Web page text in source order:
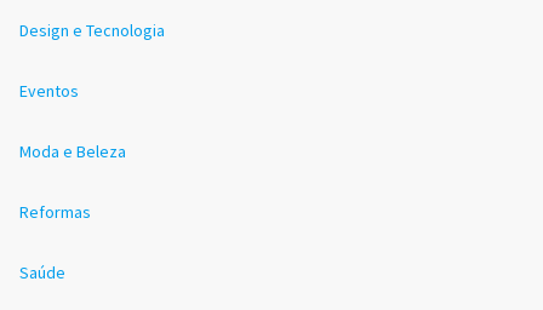
Design e Tecnologia
Eventos
Moda e Beleza
Reformas
Saúde